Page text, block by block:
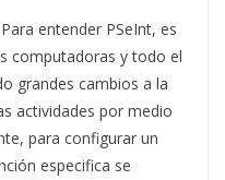
entender PSeInt, es
computadoras y todo el
grandes cambios a la
actividades por medio
para configurar un
especifica se